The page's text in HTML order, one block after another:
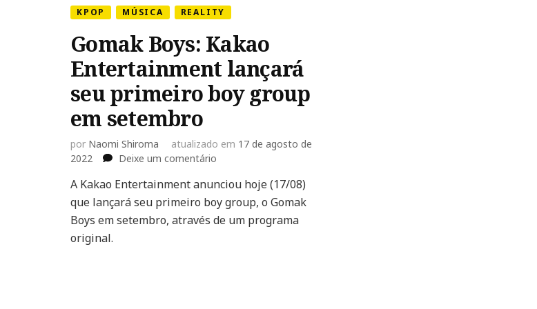
KPOP MÚSICA REALITY
Gomak Boys: Kakao
Entertainment lançará
seu primeiro boy group
em setembro
por Naomi Shiroma atualizado em 17 de agosto de
2022
Deixe um comentário
Boys:
Kakao
Entertainment
A Kakao Entertainment anunciou hoje (17/08)
que lançará seu primeiro boy group, o Gomak
Boys em setembro, através de um programa
original.